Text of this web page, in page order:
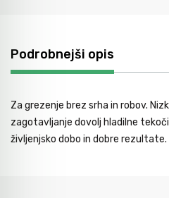
Podrobnejši opis
Za grezenje brez srha in robov.
zagotavljanje dovolj hladilne
življenjsko dobo in dobre rezultate.